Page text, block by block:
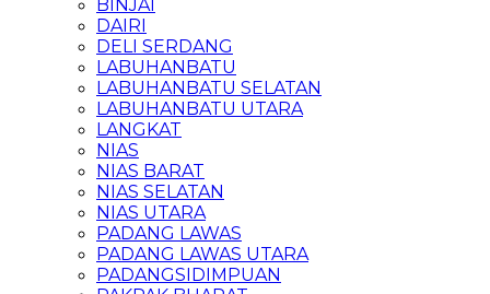
BINJAI
DAIRI
DELI SERDANG
LABUHANBATU
LABUHANBATU SELATAN
LABUHANBATU UTARA
LANGKAT
NIAS
NIAS BARAT
NIAS SELATAN
NIAS UTARA
PADANG LAWAS
PADANG LAWAS UTARA
PADANGSIDIMPUAN